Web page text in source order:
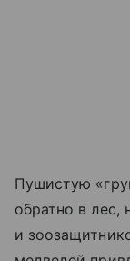
Пушистую
обратно в лес,
и